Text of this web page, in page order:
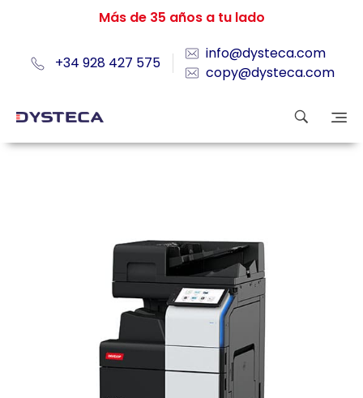
Más de 35 años a tu lado
+34 928 427 575
info@dysteca.com
copy@dysteca.com